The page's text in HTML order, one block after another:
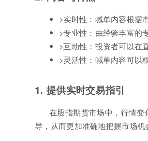
>实时性：喊单内容根据
>专业性：由经验丰富的
>互动性：投资者可以在
>灵活性：喊单内容可以
1. 提供实时交易指引
在股指期货市场中，行情
导，从而更加准确地把握市场机